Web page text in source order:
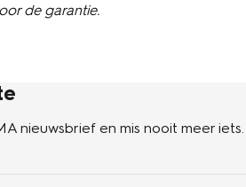
de garantie.
nieuwsbrief en mis nooit meer iets.